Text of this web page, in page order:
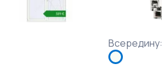
Всередину: